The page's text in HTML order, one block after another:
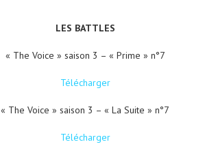
LES BATTLES
« The Voice » saison 3 – « Prime » n°7
Télécharger
« The Voice » saison 3 – « La Suite » n°7
Télécharger